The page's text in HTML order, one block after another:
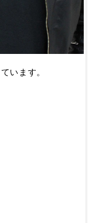
います。